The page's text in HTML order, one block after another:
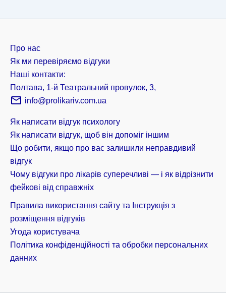
Про нас
Як ми перевіряємо відгуки
Наші контакти:
Полтава, 1-й Театральний провулок, 3,
info@prolikariv.com.ua
Як написати відгук психологу
Як написати відгук, щоб він допоміг іншим
Що робити, якщо про вас залишили неправдивий
відгук
Чому відгуки про лікарів суперечливі — і як відрізнити
фейкові від справжніх
Правила використання сайту та Інструкція з
розміщення відгуків
Угода користувача
Політика конфіденційності та обробки персональних
данних